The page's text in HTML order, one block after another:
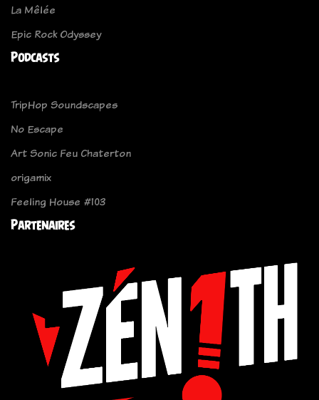
La Mêlée
Epic Rock Odyssey
Podcasts
TripHop Soundscapes
No Escape
Art Sonic Feu Chaterton
origamix
Feeling House #103
Partenaires